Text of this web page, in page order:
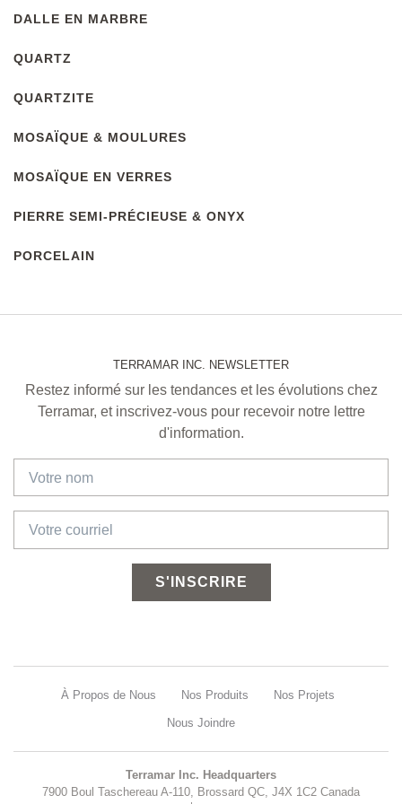
DALLE EN MARBRE
QUARTZ
QUARTZITE
MOSAЇQUE & MOULURES
MOSAЇQUE EN VERRES
PIERRE SEMI-PRÉCIEUSE & ONYX
PORCELAIN
TERRAMAR INC. NEWSLETTER
Restez informé sur les tendances et les évolutions chez
Terramar, et inscrivez-vous pour recevoir notre lettre
d'information.
S'INSCRIRE
À Propos de Nous Nos Produits Nos Projets
Nous Joindre
Terramar Inc. Headquarters
7900 Boul Taschereau A-110, Brossard QC, J4X 1C2 Canada